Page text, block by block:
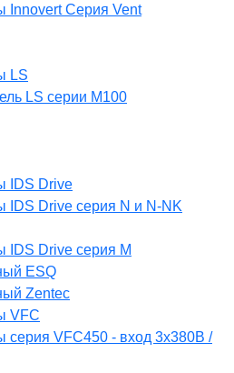
Innovert Серия Vent
LS
LS серии M100
IDS Drive
IDS Drive серия N и N-NK
IDS Drive серия М
ESQ
Zentec
VFC
серия VFC450 - вход 3х380В /